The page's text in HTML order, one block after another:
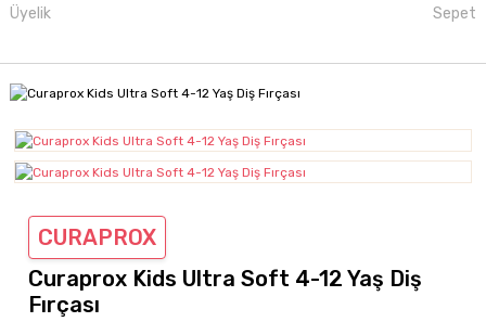
Üyelik Sepet
CURAPROX
Curaprox Kids Ultra Soft 4-12 Yaş Diş
Fırçası